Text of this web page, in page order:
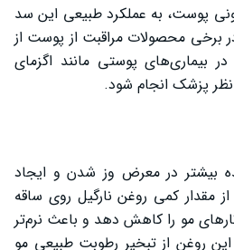
پوست، به عملکرد طبیعی این سد
برخی محصولات مراقبت از پوست از
بیماری‌های پوستی مانند اگزمای
نظر پزشک انجام شود.
در معرض وز شدن و ایجاد
از مقدار کمی روغن نارگیل روی ساقه
مو را کاهش دهد و باعث نرم‌تر
روغن از تبخیر رطوبت طبیعی مو